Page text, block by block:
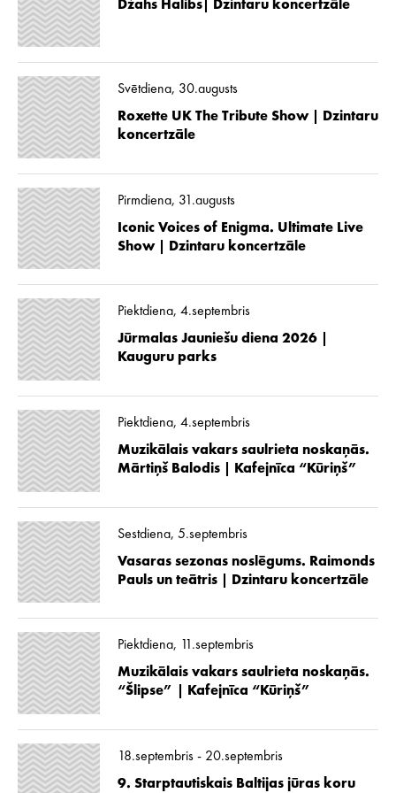
Džahs Halibs| Dzintaru koncertzāle
Svētdiena, 30.augusts
Roxette UK The Tribute Show | Dzintaru
koncertzāle
Pirmdiena, 31.augusts
Iconic Voices of Enigma. Ultimate Live
Show | Dzintaru koncertzāle
Piektdiena, 4.septembris
Jūrmalas Jauniešu diena 2026 |
Kauguru parks
Piektdiena, 4.septembris
Muzikālais vakars saulrieta noskaņās.
Mārtiņš Balodis | Kafejnīca “Kūriņš”
Sestdiena, 5.septembris
Vasaras sezonas noslēgums. Raimonds
Pauls un teātris | Dzintaru koncertzāle
Piektdiena, 11.septembris
Muzikālais vakars saulrieta noskaņās.
“Šlipse” | Kafejnīca “Kūriņš”
18.septembris - 20.septembris
9. Starptautiskais Baltijas jūras koru